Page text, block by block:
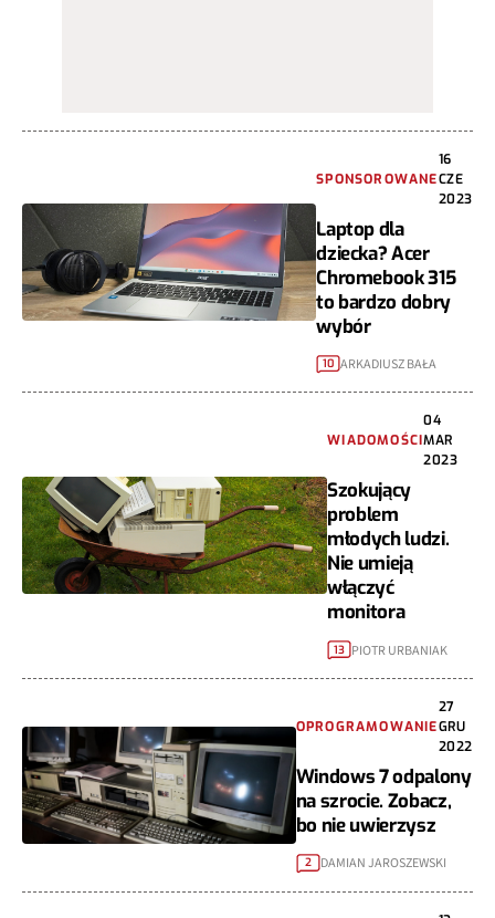
SPONSOROWANE
16
CZE
2023
Laptop dla
dziecka? Acer
Chromebook 315
to bardzo dobry
wybór
10 ARKADIUSZ BAŁA
WIADOMOŚCI
04
MAR
2023
Szokujący
problem
młodych ludzi.
Nie umieją
włączyć
monitora
13 PIOTR URBANIAK
OPROGRAMOWANIE
27
GRU
2022
Windows 7 odpalony
na szrocie. Zobacz,
bo nie uwierzysz
2 DAMIAN JAROSZEWSKI